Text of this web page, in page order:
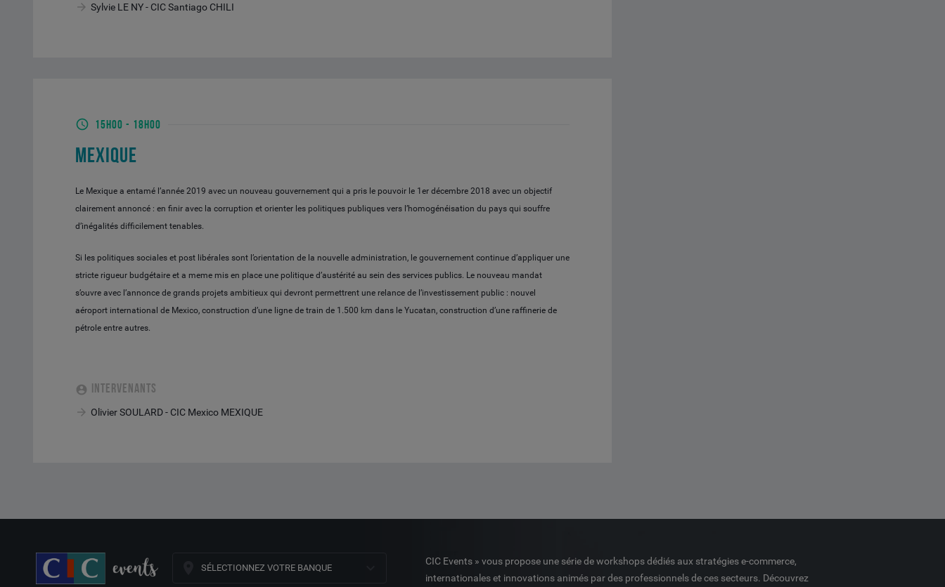
Sylvie LE NY - CIC Santiago CHILI
15H00 - 18H00
MEXIQUE
Le Mexique a entamé l’année 2019 avec un nouveau gouvernement qui a pris le pouvoir le 1er décembre 2018 avec un objectif
clairement annoncé : en finir avec la corruption et orienter les politiques publiques vers l’homogénéisation du pays qui souffre
d’inégalités difficilement tenables.
Si les politiques sociales et post libérales sont l’orientation de la nouvelle administration, le gouvernement continue d’appliquer une
stricte rigueur budgétaire et a meme mis en place une politique d’austérité au sein des services publics. Le nouveau mandat
s’ouvre avec l’annonce de grands projets ambitieux qui devront permettrent une relance de l’investissement public : nouvel
aéroport international de Mexico, construction d’une ligne de train de 1.500 km dans le Yucatan, construction d’une raffinerie de
pétrole entre autres.
INTERVENANTS
Olivier SOULARD - CIC Mexico MEXIQUE
SÉLECTIONNEZ VOTRE BANQUE
CIC Events » vous propose une série de workshops dédiés aux stratégies e-commerce,
internationales et innovations animés par des professionnels de ces secteurs. Découvrez